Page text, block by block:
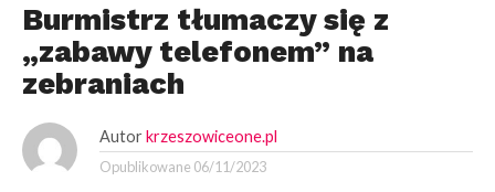
Burmistrz tłumaczy się z
„zabawy telefonem” na
zebraniach
Autor krzeszowiceone.pl
Opublikowane 06/11/2023